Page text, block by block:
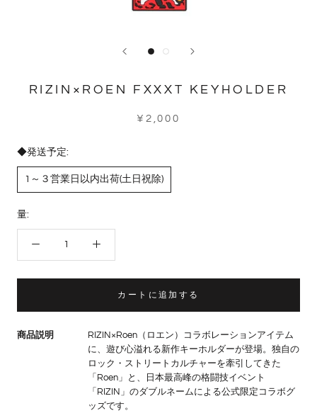
RIZIN×ROEN FXXXT KEYHOLDER
¥2,000
◆発送予定:
1～３営業日以内出荷(土日祝除)
量:
カートに追加する
商品説明
RIZIN×Roen（ロエン）コラボレーションアイテム
に、遊び心溢れる新作キーホルダーが登場。独自の
ロック・ストリートカルチャーを牽引してきた
「Roen」と、日本最高峰の格闘技イベント
「RIZIN」のダブルネームによる公式限定コラボグ
ッズです。